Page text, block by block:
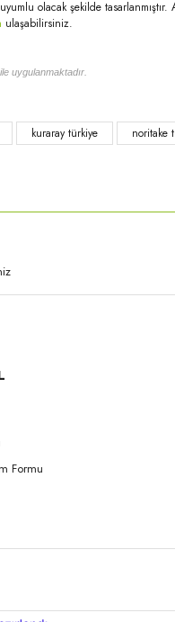
olacak şekilde
ulaşabilirsiniz.
uygulanmaktadır.
tarafımıza iletebilirsiniz.
kuraray türkiye noritake
Formu